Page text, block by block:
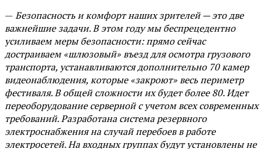
— Безопасность и комфорт наших зрителей — это две
важнейшие задачи. В этом году мы беспрецедентно
усиливаем меры безопасности: прямо сейчас
достраиваем «шлюзовый» въезд для осмотра грузового
транспорта, устанавливаются дополнительно 70 камер
видеонаблюдения, которые «закроют» весь периметр
фестиваля. В общей сложности их будет более 80. Идет
переоборудование серверной с учетом всех современных
требований. Разработана система резервного
электроснабжения на случай перебоев в работе
электросетей. На входных группах будут установлены не